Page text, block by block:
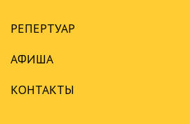
РЕПЕРТУАР
АФИША
КОНТАКТЫ